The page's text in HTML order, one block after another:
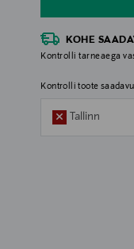
KOHE
Kontrolli tarneaega
Kontrolli toote
Tallinn